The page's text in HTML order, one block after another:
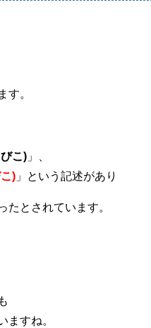
す。
こ) 」、
) 」という記述があり
たとされています。
ますね。